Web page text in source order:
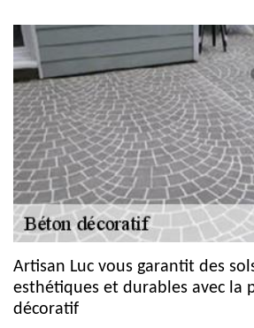
Artisan Luc vous garantit des
esthétiques et durables avec la
décoratif